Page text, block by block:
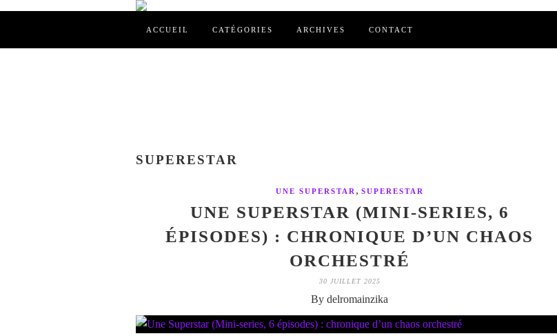
ACCUEIL CATÉGORIES ARCHIVES CONTACT
SUPERESTAR
UNE SUPERSTAR , SUPERESTAR
UNE SUPERSTAR (MINI-SERIES, 6
ÉPISODES) : CHRONIQUE D’UN CHAOS
ORCHESTRÉ
30 JUILLET 2025
By delromainzika